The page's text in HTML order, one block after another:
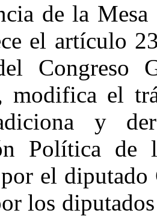
de la
el artículo
Congreso
modifica el
y
Política de
el
los